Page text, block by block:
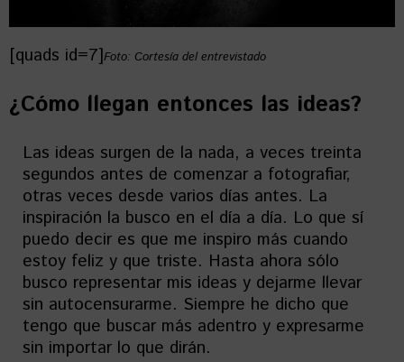
[quads id=7]Foto: Cortesía del entrevistado
¿Cómo llegan entonces las ideas?
Las ideas surgen de la nada, a veces treinta
segundos antes de comenzar a fotografiar,
otras veces desde varios días antes. La
inspiración la busco en el día a día. Lo que sí
puedo decir es que me inspiro más cuando
estoy feliz y que triste. Hasta ahora sólo
busco representar mis ideas y dejarme llevar
sin autocensurarme. Siempre he dicho que
tengo que buscar más adentro y expresarme
sin importar lo que dirán.